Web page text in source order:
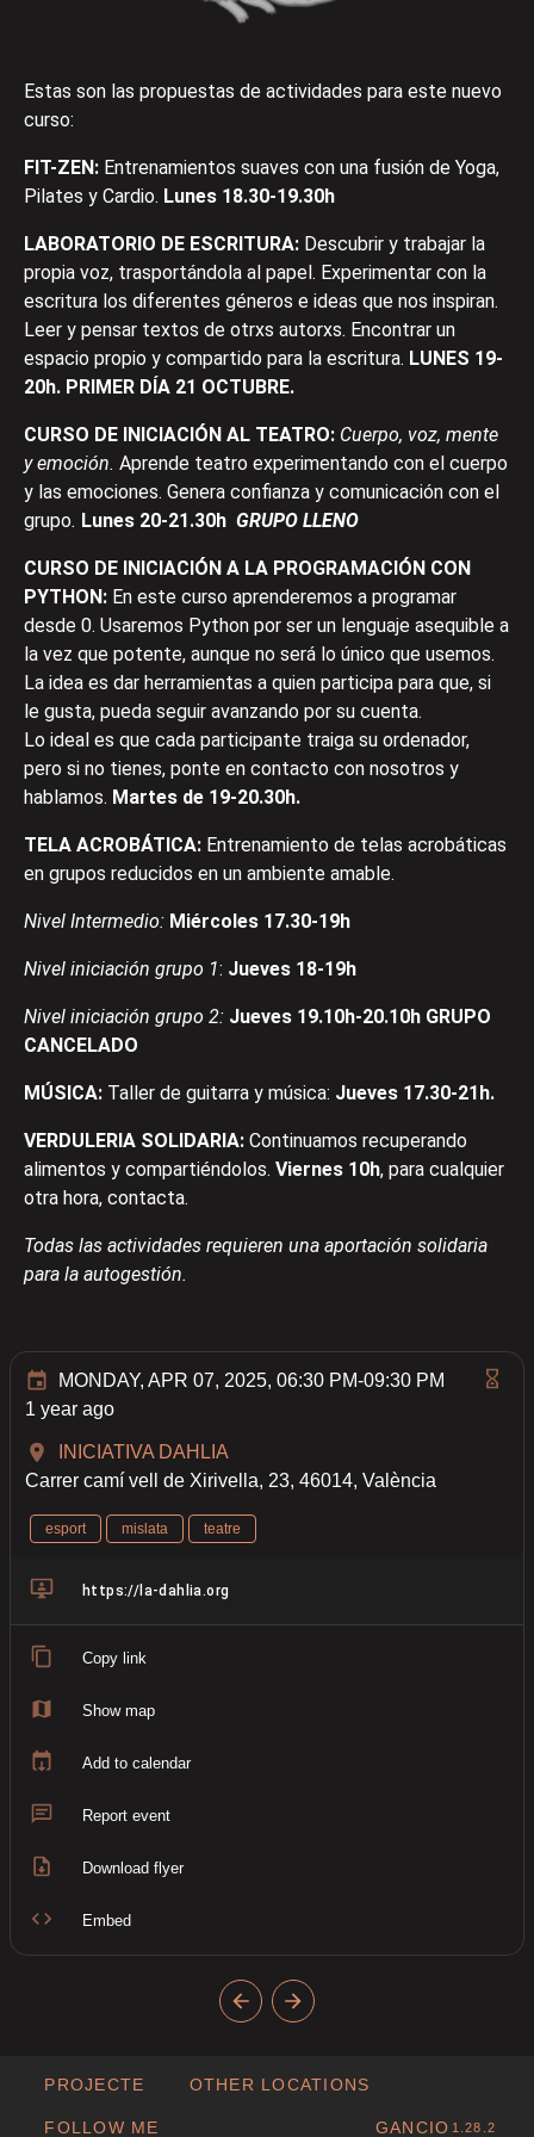
Estas son las propuestas de actividades para este nuevo
curso:
FIT-ZEN: Entrenamientos suaves con una fusión de Yoga,
Pilates y Cardio. Lunes 18.30-19.30h
LABORATORIO DE ESCRITURA: Descubrir y trabajar la
propia voz, trasportándola al papel. Experimentar con la
escritura los diferentes géneros e ideas que nos inspiran.
Leer y pensar textos de otrxs autorxs. Encontrar un
espacio propio y compartido para la escritura. LUNES 19-
20h. PRIMER DÍA 21 OCTUBRE.
CURSO DE INICIACIÓN AL TEATRO: Cuerpo, voz, mente
y emoción. Aprende teatro experimentando con el cuerpo
y las emociones. Genera confianza y comunicación con el
grupo. Lunes 20-21.30h GRUPO LLENO
CURSO DE INICIACIÓN A LA PROGRAMACIÓN CON
PYTHON: En este curso aprenderemos a programar
desde 0. Usaremos Python por ser un lenguaje asequible a
la vez que potente, aunque no será lo único que usemos.
La idea es dar herramientas a quien participa para que, si
le gusta, pueda seguir avanzando por su cuenta.
Lo ideal es que cada participante traiga su ordenador,
pero si no tienes, ponte en contacto con nosotros y
hablamos. Martes de 19-20.30h.
TELA ACROBÁTICA: Entrenamiento de telas acrobáticas
en grupos reducidos en un ambiente amable.
Nivel Intermedio: Miércoles 17.30-19h
Nivel iniciación grupo 1: Jueves 18-19h
Nivel iniciación grupo 2: Jueves 19.10h-20.10h GRUPO
CANCELADO
MÚSICA: Taller de guitarra y música: Jueves 17.30-21h.
VERDULERIA SOLIDARIA: Continuamos recuperando
alimentos y compartiéndolos. Viernes 10h, para cualquier
otra hora, contacta.
Todas las actividades requieren una aportación solidaria
para la autogestión.
MONDAY, APR 07, 2025, 06:30 PM-09:30 PM
1 year ago
INICIATIVA DAHLIA
Carrer camí vell de Xirivella, 23, 46014, València
esport mislata teatre
https://la-dahlia.org
Copy link
Show map
Add to calendar
Report event
Download flyer
Embed
PROJECTE OTHER LOCATIONS
FOLLOW ME GANCIO 1.28.2